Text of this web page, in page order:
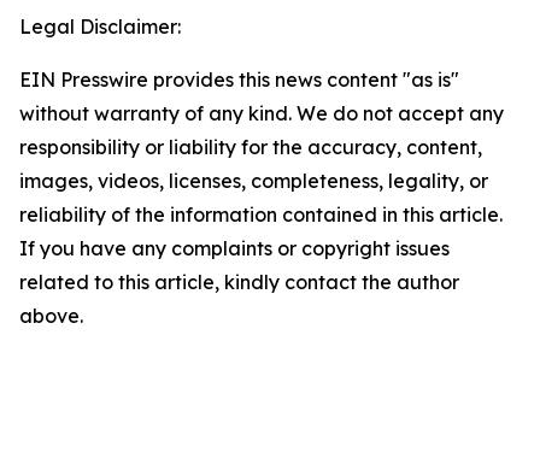
Legal Disclaimer:
EIN Presswire provides this news content "as is"
without warranty of any kind. We do not accept any
responsibility or liability for the accuracy, content,
images, videos, licenses, completeness, legality, or
reliability of the information contained in this article.
If you have any complaints or copyright issues
related to this article, kindly contact the author
above.